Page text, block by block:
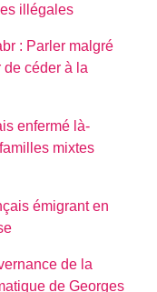
illégales
: Parler malgré
de céder à la
enfermé là-
mixtes
émigrant en
de la
de Georges